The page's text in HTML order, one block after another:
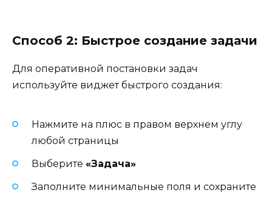
Способ 2: Быстрое создание задачи
Для оперативной постановки задач
используйте виджет быстрого создания:
Нажмите на плюс в правом верхнем углу
любой страницы
Выберите «Задача»
Заполните минимальные поля и сохраните